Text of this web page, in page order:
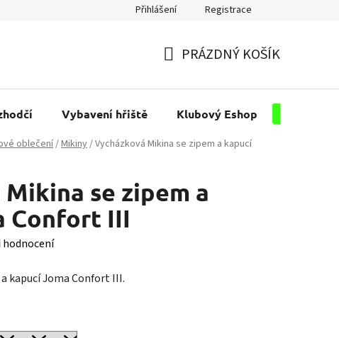
Přihlášení Registrace
KOŠÍK
PRÁZDNÝ KOŠÍK
Vybavení hřiště Klubový Eshop
oblečení/Mikiny/Vycházková Mikina se zipem a kapucí
se zipem a
Confort III
kapucí Joma Confort III.